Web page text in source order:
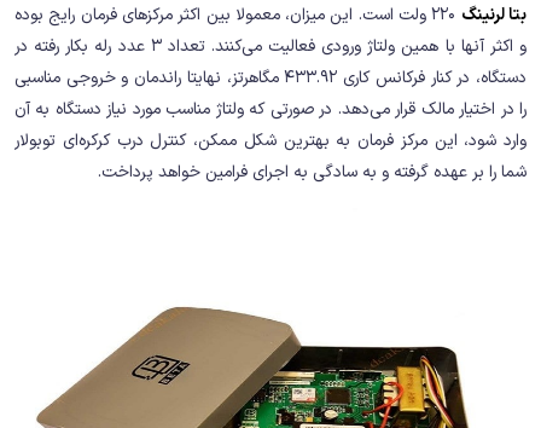
بتا لرنینگ
220 ولت است. این میزان، معمولا بین اکثر مرکزهای فرمان رایج بوده
و اکثر آنها با همین ولتاژ ورودی فعالیت می‌کنند. تعداد 3 عدد رله بکار رفته در
دستگاه، در کنار فرکانس کاری 433.92 مگاهرتز، نهایتا راندمان و خروجی مناسبی
را در اختیار مالک قرار می‌دهد. در صورتی که ولتاژ مناسب مورد نیاز دستگاه به آن
وارد شود، این مرکز فرمان به بهترین شکل ممکن، کنترل درب کرکره‌ای توبولار
شما را بر عهده گرفته و به سادگی به اجرای فرامین خواهد پرداخت.